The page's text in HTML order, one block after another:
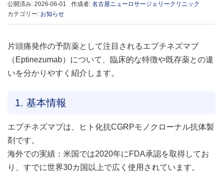
公開済み: 2026-06-01 作成者: 名古屋ニューロサージェリークリニック
カテゴリー: お知らせ
片頭痛発作の予防薬として注目されるエプチネズマブ
（Eptinezumab）について、臨床的な特徴や既存薬との違
いを分かりやすく紹介します。
1. 基本情報
エプチネズマブは、ヒト化抗CGRPモノクローナル抗体製
剤です。
海外での実績：米国では2020年にFDA承認を取得してお
り、すでに世界30カ国以上で広く使用されています。